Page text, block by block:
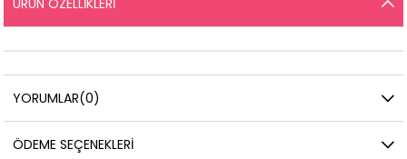
ÜRÜN ÖZELLIKLERI
YORUMLAR(0)
ÖDEME SEÇENEKLERI